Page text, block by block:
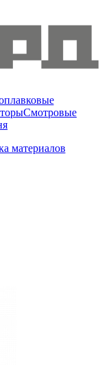
Смотровые
материалов